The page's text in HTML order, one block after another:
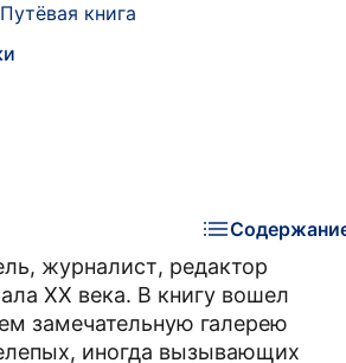
Путёвая книга
журналист, редактор
XX века. В книгу вошел
замечательную галерею
иногда вызывающих